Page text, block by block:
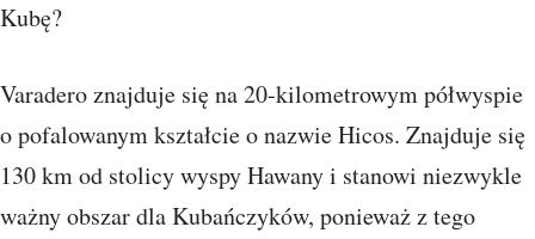
Kubę?
Varadero znajduje się na 20-kilometrowym półwyspie
o pofalowanym kształcie o nazwie Hicos. Znajduje się
130 km od stolicy wyspy Hawany i stanowi niezwykle
ważny obszar dla Kubańczyków, ponieważ z tego